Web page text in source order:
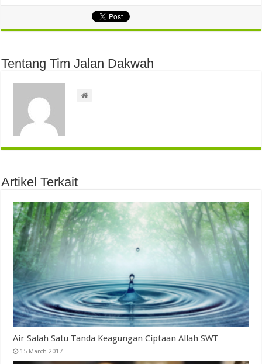
Tentang Tim Jalan Dakwah
Artikel Terkait
Air Salah Satu Tanda Keagungan Ciptaan Allah SWT
15 March 2017